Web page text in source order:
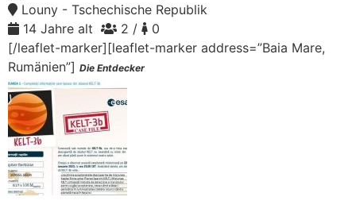
Louny - Tschechische Republik
14 Jahre alt
2 /
0
[/leaflet-marker][leaflet-marker address=”Baia Mare,
Rumänien”] Die Entdecker